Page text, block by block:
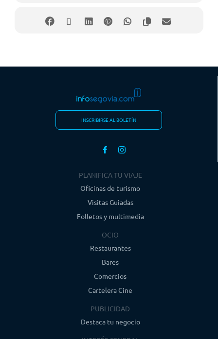
INSCRIBIRSE AL BOLETÍN
PLANIFICA TU VIAJE
Oficinas de turismo
Visitas Guiadas
Folletos y multimedia
OCIO
Restaurantes
Bares
Comercios
Cartelera Cine
PUBLICIDAD
Destaca tu negocio